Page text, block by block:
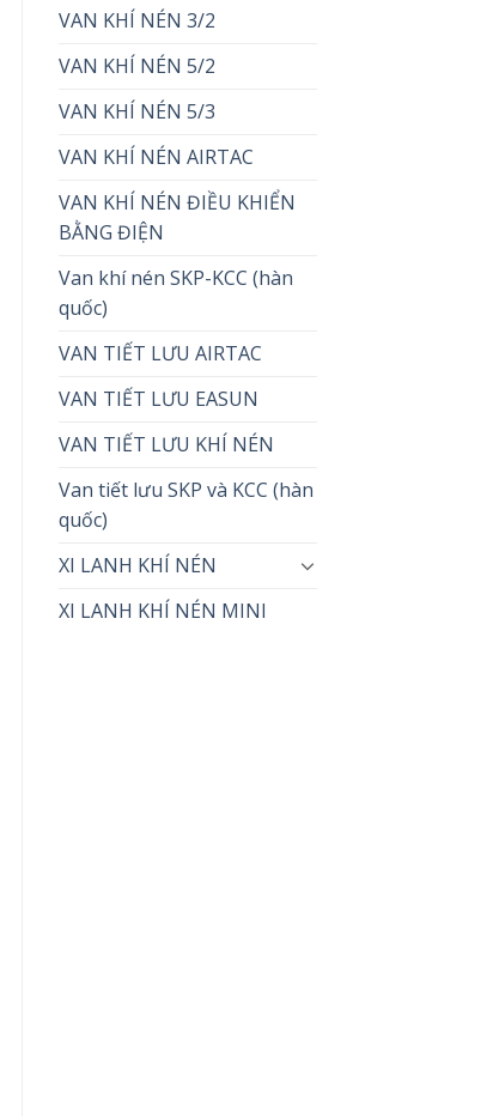
VAN KHÍ NÉN 3/2
VAN KHÍ NÉN 5/2
VAN KHÍ NÉN 5/3
VAN KHÍ NÉN AIRTAC
VAN KHÍ NÉN ĐIỀU KHIỂN
BẰNG ĐIỆN
Van khí nén SKP-KCC (hàn
quốc)
VAN TIẾT LƯU AIRTAC
VAN TIẾT LƯU EASUN
VAN TIẾT LƯU KHÍ NÉN
Van tiết lưu SKP và KCC (hàn
quốc)
XI LANH KHÍ NÉN
XI LANH KHÍ NÉN MINI